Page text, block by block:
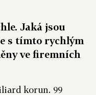
Jaká jsou
s tímto rychlým
ve firemních
korun. 99